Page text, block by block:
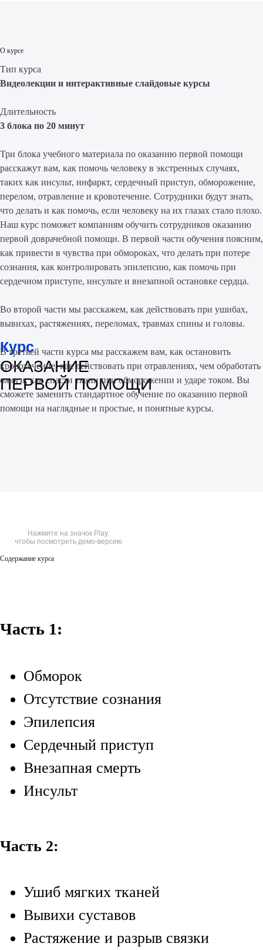
Курс
ОКАЗАНИЕ
ПЕРВОЙ ПОМОЩИ
Оставить заявку на курсы
Нажмите на значок Play,
чтобы посмотреть демо-версию
О курсе
Тип курса
Видеолекции и интерактивные слайдовые курсы
Длительность
3 блока по 20 минут
Три блока учебного материала по оказанию первой помощи
расскажут вам, как помочь человеку в экстренных случаях,
таких как инсульт, инфаркт, сердечный приступ, обморожение,
перелом, отравление и кровотечение. Сотрудники будут знать,
что делать и как помочь, если человеку на их глазах стало плохо.
Наш курс поможет компаниям обучить сотрудников оказанию
первой доврачебной помощи. В первой части обучения поясним,
как привести в чувства при обмороках, что делать при потере
сознания, как контролировать эпилепсию, как помочь при
сердечном приступе, инсульте и внезапной остановке сердца.
Во второй части мы расскажем, как действовать при ушибах,
вывихах, растяжениях, переломах, травмах спины и головы.
В третьей части курса мы расскажем вам, как остановить
кровотечение, как действовать при отравлениях, чем обработать
ожоги, как спасти ткани при обморожении и ударе током. Вы
сможете заменить стандартное обучение по оказанию первой
помощи на наглядные и простые, и понятные курсы.
Содержание курса
Часть 1:
Обморок
Отсутствие сознания
Эпилепсия
Сердечный приступ
Внезапная смерть
Инсульт
Часть 2:
Ушиб мягких тканей
Вывихи суставов
Растяжение и разрыв связки